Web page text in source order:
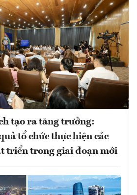
tạo ra tăng trưởng:
tổ chức thực hiện các
triển trong giai đoạn mới